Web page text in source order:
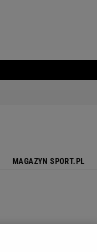
MAGAZYN SPORT.PL